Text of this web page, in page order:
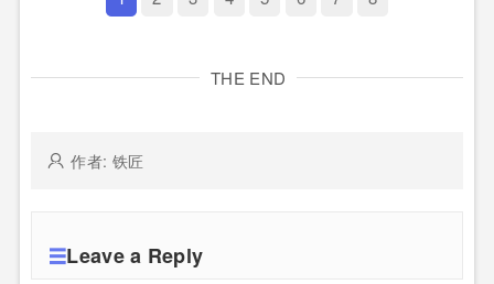
THE END
作者: 铁匠
Leave a Reply